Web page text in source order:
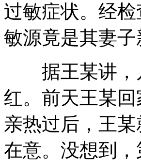
过敏症状。经
敏源竟是其妻
据王某讲，
红。前天王某
亲热过后，王
在意。没想到